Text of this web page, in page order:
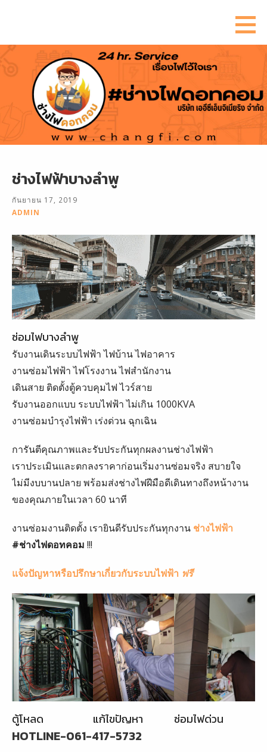
ยัง
เนื้อหา
ช่างไฟฟ้าบางลำพู
กันยายน 17, 2019
ADMIN
ซ่อมไฟบางลำพู
รับงานเดินระบบไฟฟ้า ไฟบ้าน ไฟอาคาร
งานซ่อมไฟฟ้า ไฟโรงงาน ไฟสำนักงาน
เดินสาย ติดตั้งตู้ควบคุมไฟ ไวร์สาย
รับงานออกแบบ ระบบไฟฟ้า ไม่เกิน 1000KVA
งานซ่อมบำรุงไฟฟ้า เร่งด่วน ฉุกเฉิน
การันตีคุณภาพและรับประกันทุกผลงานช่างไฟฟ้า
เราประเมินและตกลงราคาก่อนเริ่มงานซ่อมจริง สบายใจ
ไม่มีงบบานปลาย พร้อมส่งช่างไฟฝีมือดีเดินทางถึงหน้างาน
ของคุณภายในเวลา 60 นาที
งานซ่อมงานติดตั้ง เรายินดีรับประกันทุกงาน ช่างไฟฟ้า
#ช่างไฟดอทคอม !!!
แจ้งปัญหาหรือปรึกษาเกี่ยวกับระบบไฟฟ้า ฟรี
ตู้โหลด แก้ไขปัญหา ซ่อมไฟด่วน
HOTLINE-061-417-5732